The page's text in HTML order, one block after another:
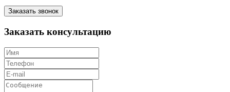
Заказать звонок
Заказать консультацию